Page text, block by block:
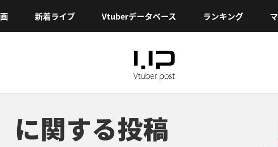
新着ライブ Vtuberデータベース ランキング
に関する投稿